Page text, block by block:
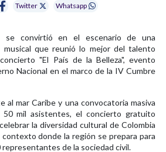
Twitter Whatsapp
se convirtió en el escenario de una
musical que reunió lo mejor del talento
"El País de la Belleza", evento
Nacional en el marco de la IV Cumbre
al mar Caribe y una convocatoria masiva
mil asistentes, el concierto gratuito
la diversidad cultural de Colombia
donde la región se prepara para
representantes de la sociedad civil.